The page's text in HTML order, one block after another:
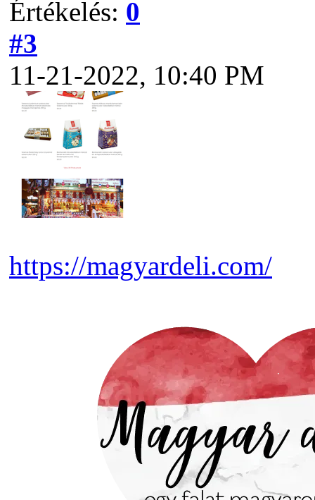
Értékelés: 0
#3
11-21-2022, 10:40 PM
https://magyardeli.com/